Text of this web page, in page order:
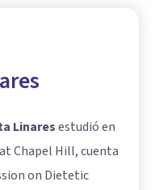
Linaresestudió en
Chapel Hill, cuenta
on Dietetic